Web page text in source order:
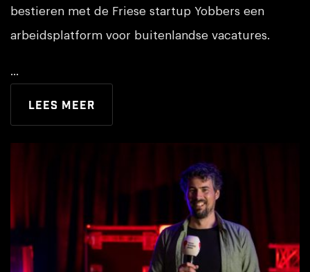
bestieren met de Friese startup Yobbers een
arbeidsplatform voor buitenlandse vacatures.
...
Lees meer